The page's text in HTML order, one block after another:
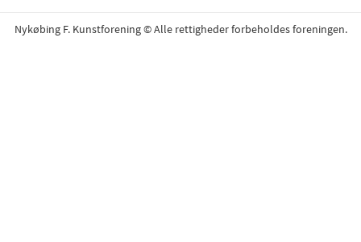
Nykøbing F. Kunstforening © Alle rettigheder forbeholdes foreningen.